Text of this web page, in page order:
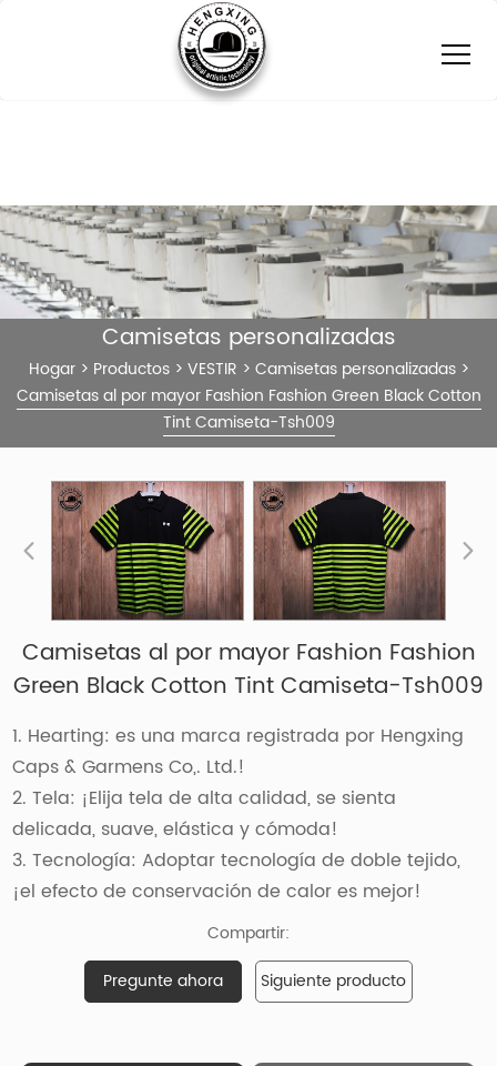
Camisetas personalizadas
Hogar> Productos> VESTIR > Camisetas personalizadas>
Camisetas al por mayor Fashion Fashion Green Black Cotton
Tint Camiseta-Tsh009
Camisetas al por mayor Fashion Fashion
Green Black Cotton Tint Camiseta-Tsh009
1. Hearting: es una marca registrada por Hengxing
Caps & Garmens Co,. Ltd.!
2. Tela: ¡Elija tela de alta calidad, se sienta
delicada, suave, elástica y cómoda!
3. Tecnología: Adoptar tecnología de doble tejido,
¡el efecto de conservación de calor es mejor!
Compartir:
Pregunte ahora
Siguiente producto